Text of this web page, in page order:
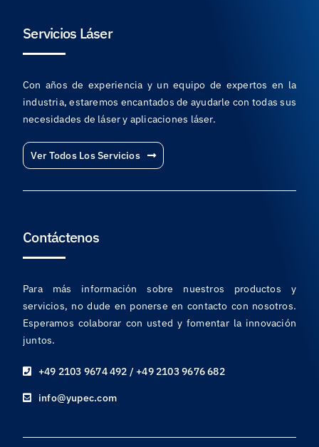
Servicios Láser
Con años de experiencia y un equipo de expertos en la
industria, estaremos encantados de ayudarle con todas sus
necesidades de láser y aplicaciones láser.
Ver Todos Los Servicios
Contáctenos
Para más información sobre nuestros productos y
servicios, no dude en ponerse en contacto con nosotros.
Esperamos colaborar con usted y fomentar la innovación
juntos.
+49 2103 9674 492 / +49 2103 9676 682
info@yupec.com